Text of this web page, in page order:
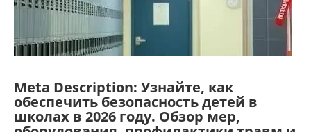
Meta Description: Узнайте, как
обеспечить безопасность детей в
школах в 2026 году. Обзор мер,